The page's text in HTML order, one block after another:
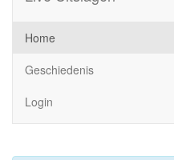
Home
Geschiedenis
Login